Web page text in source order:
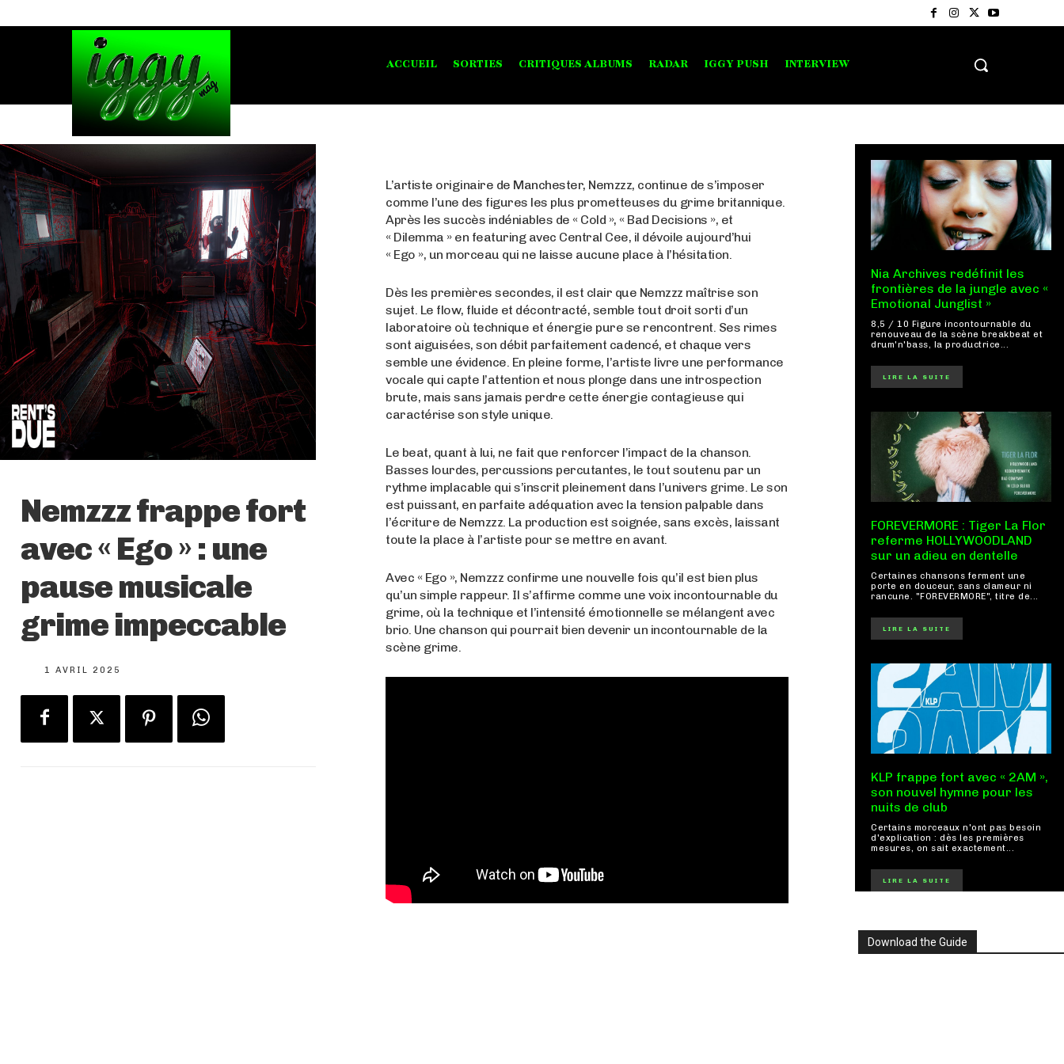
ACCUEIL SORTIES CRITIQUES ALBUMS RADAR IGGY PUSH INTERVIEW
Nemzzz frappe fort
avec « Ego » : une
pause musicale
grime impeccable
1 AVRIL 2025
L’artiste originaire de Manchester, Nemzzz, continue de s’imposer
comme l’une des figures les plus prometteuses du grime britannique.
Après les succès indéniables de « Cold », « Bad Decisions », et
« Dilemma » en featuring avec Central Cee, il dévoile aujourd’hui
« Ego », un morceau qui ne laisse aucune place à l’hésitation.
Dès les premières secondes, il est clair que Nemzzz maîtrise son
sujet. Le flow, fluide et décontracté, semble tout droit sorti d’un
laboratoire où technique et énergie pure se rencontrent. Ses rimes
sont aiguisées, son débit parfaitement cadencé, et chaque vers
semble une évidence. En pleine forme, l’artiste livre une performance
vocale qui capte l’attention et nous plonge dans une introspection
brute, mais sans jamais perdre cette énergie contagieuse qui
caractérise son style unique.
Le beat, quant à lui, ne fait que renforcer l’impact de la chanson.
Basses lourdes, percussions percutantes, le tout soutenu par un
rythme implacable qui s’inscrit pleinement dans l’univers grime. Le son
est puissant, en parfaite adéquation avec la tension palpable dans
l’écriture de Nemzzz. La production est soignée, sans excès, laissant
toute la place à l’artiste pour se mettre en avant.
Avec « Ego », Nemzzz confirme une nouvelle fois qu’il est bien plus
qu’un simple rappeur. Il s’affirme comme une voix incontournable du
grime, où la technique et l’intensité émotionnelle se mélangent avec
brio. Une chanson qui pourrait bien devenir un incontournable de la
scène grime.
Nia Archives redéfinit les
frontières de la jungle avec «
Emotional Junglist »
8,5 / 10 Figure incontournable du
renouveau de la scène breakbeat et
drum'n'bass, la productrice...
LIRE LA SUITE
FOREVERMORE : Tiger La Flor
referme HOLLYWOODLAND
sur un adieu en dentelle
Certaines chansons ferment une
porte en douceur, sans clameur ni
rancune. "FOREVERMORE", titre de...
LIRE LA SUITE
KLP frappe fort avec « 2AM »,
son nouvel hymne pour les
nuits de club
Certains morceaux n'ont pas besoin
d'explication : dès les premières
mesures, on sait exactement...
LIRE LA SUITE
Download the Guide